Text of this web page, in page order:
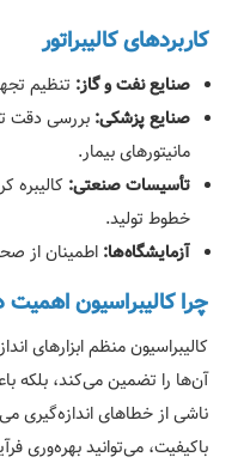
کاربردهای کالیبراتور
صنایع نفت و گاز: تنظیم
صنایع پزشکی: بررسی دقت
مانیتورهای بیمار.
تأسیسات صنعتی: کالیبره
خطوط تولید.
آزمایشگاه‌ها: اطمینان از
چرا کالیبراسیون اهمیت
کالیبراسیون منظم ابزارهای
آن‌ها را تضمین می‌کند، بلکه
ناشی از خطاهای اندازه‌گیری
باکیفیت، می‌توانید بهره‌وری